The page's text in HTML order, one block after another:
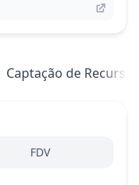
Captação de Recursos
FDV